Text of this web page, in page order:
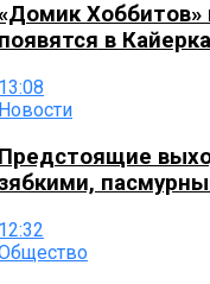
Хоббитов»
в